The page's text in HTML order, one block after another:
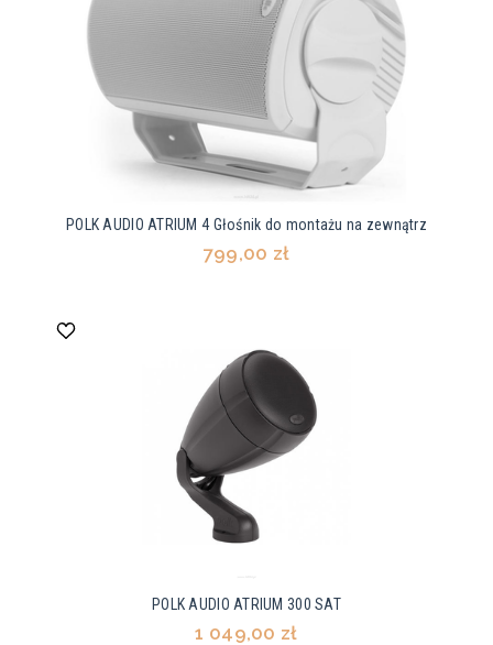
POLK AUDIO ATRIUM 4 Głośnik do montażu na zewnątrz
799,00 zł
POLK AUDIO ATRIUM 300 SAT
1 049,00 zł